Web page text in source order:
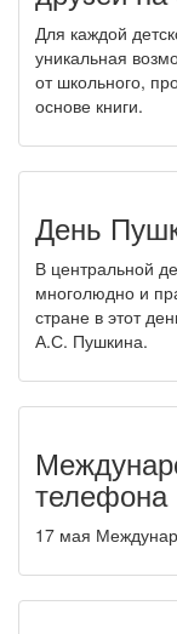
Для каждой
уникальная
от школьного,
основе книги.
День
В центральной
многолюдно и
стране в этот
А.С. Пушкина.
телефона
17 мая